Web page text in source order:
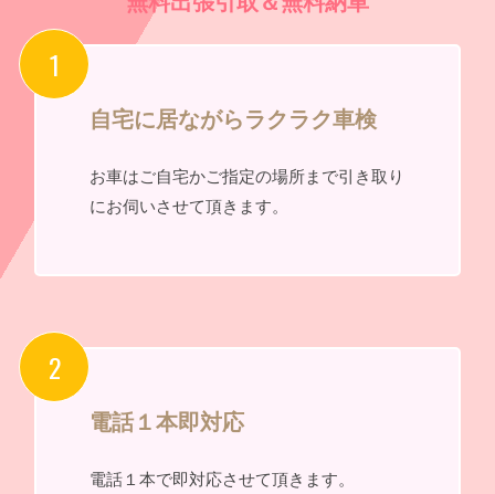
自宅に居ながらラクラク車検
お車はご自宅かご指定の場所まで引き取り
にお伺いさせて頂きます。
電話１本即対応
電話１本で即対応させて頂きます。